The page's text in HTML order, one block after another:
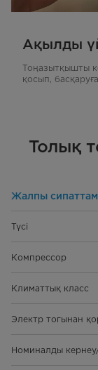
Ақылды
Тоңазытқышты
қосып,
Толық
Жалпы
Түсі
Компрессор
Климаттық класс
Электр тогынан
Номиналды кернеу/